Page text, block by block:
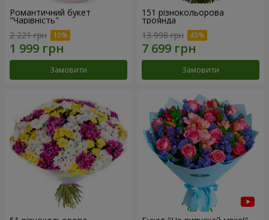
Романтичний букет
"Чарівність"
2 221 грн
Замовити
151 різнокольорова
троянда
13 998 грн
Замовити